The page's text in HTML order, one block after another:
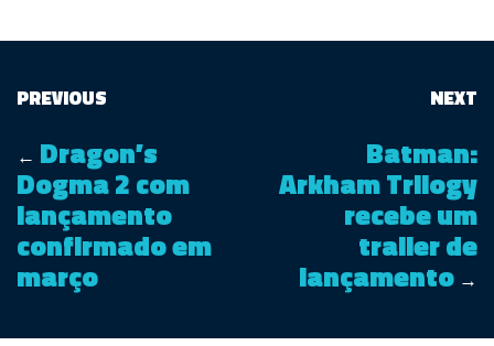
PREVIOUS
← Dragon’s
Dogma 2 com
lançamento
confirmado em
março
NEXT
Batman:
Arkham Trilogy
recebe um
trailer de
lançamento →